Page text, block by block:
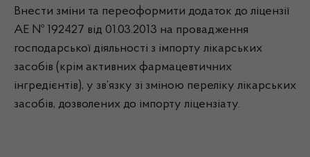
Внести зміни та переоформити додаток до ліцензії
АЕ № 192427 від 01.03.2013 на провадження
господарської діяльності з імпорту лікарських
засобів (крім активних фармацевтичних
інгредієнтів), у зв’язку зі зміною переліку лікарських
засобів, дозволених до імпорту ліцензіату.